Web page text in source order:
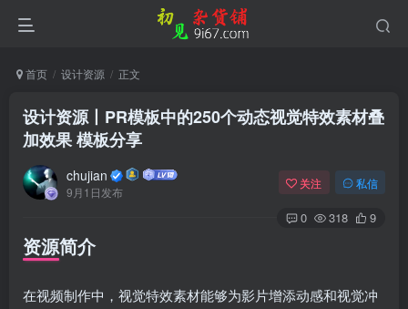
首页 设计资源 正文
设计资源丨PR模板中的250个动态视觉特效素材叠
加效果 模板分享
chujian
9月1日发布
关注 私信
0 318 9
资源简介
在视频制作中，视觉特效素材能够为影片增添动感和视觉冲